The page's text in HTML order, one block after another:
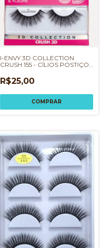
I-ENVY 3D COLLECTION
CRUSH 155 - CÍLIOS POSTIÇOS
R$25,00